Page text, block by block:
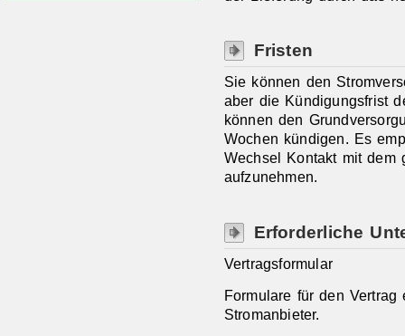
Fristen
Sie können den
aber die Kündigungsfrist
können den
Wochen kündigen. Es
Wechsel Kontakt mit dem
aufzunehmen.
Erforderliche
Vertragsformular
Formulare für den
Stromanbieter.